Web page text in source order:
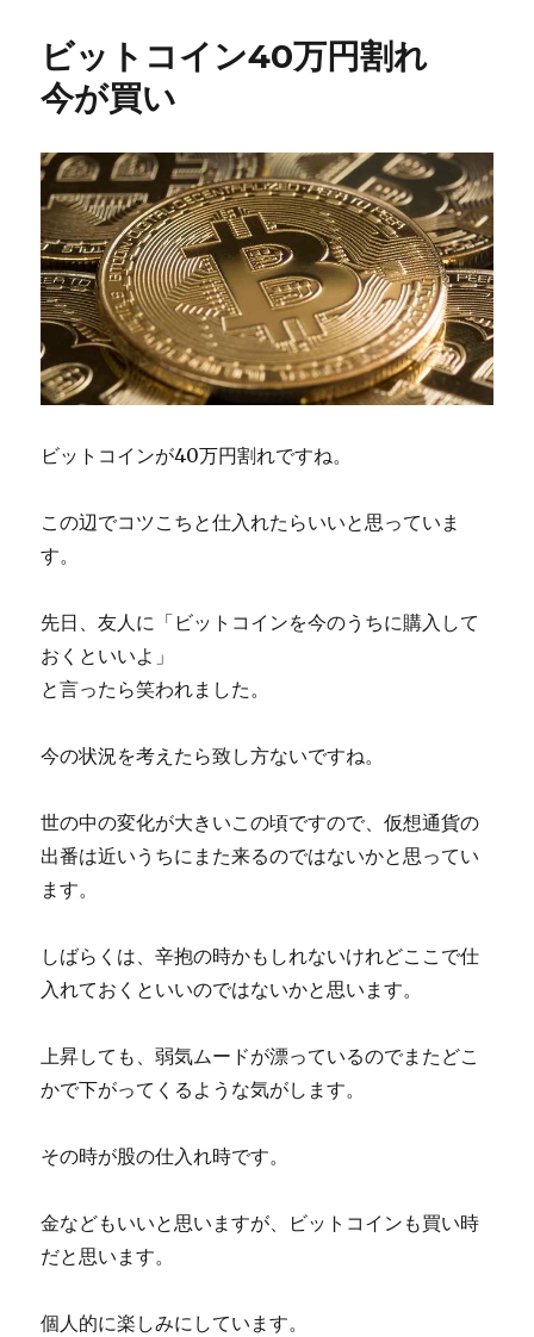
ー
ビットコイン40万円割れ
今が買い
ビットコインが40万円割れですね。
この辺でコツこちと仕入れたらいいと思っていま
す。
先日、友人に「ビットコインを今のうちに購入して
おくといいよ」
と言ったら笑われました。
今の状況を考えたら致し方ないですね。
世の中の変化が大きいこの頃ですので、仮想通貨の
出番は近いうちにまた来るのではないかと思ってい
ます。
しばらくは、辛抱の時かもしれないけれどここで仕
入れておくといいのではないかと思います。
上昇しても、弱気ムードが漂っているのでまたどこ
かで下がってくるような気がします。
その時が股の仕入れ時です。
金などもいいと思いますが、ビットコインも買い時
だと思います。
個人的に楽しみにしています。